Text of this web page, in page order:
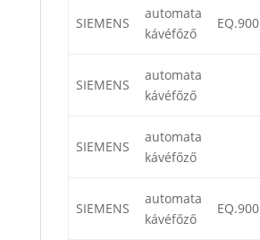
SIEMENS
automata
kávéfőző
EQ.900
SIEMENS
automata
kávéfőző
SIEMENS
automata
kávéfőző
SIEMENS
automata
kávéfőző
EQ.900